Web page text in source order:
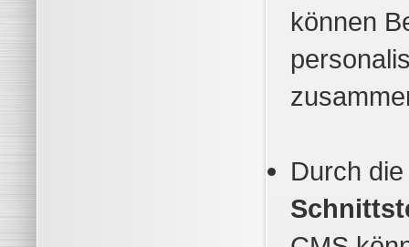
können
Durch